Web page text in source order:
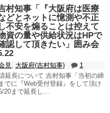
村知事「『大阪府は医療
どとネットに憶測や不正
不安を煽ることは控えて
資の量や供給状況はHPで
認して頂きたい」囲み会
見, 大阪府(吉村知事)
1
延長について 吉村知事「当初の締
でに『Web受付登録』をして頂け
20まで延長し...